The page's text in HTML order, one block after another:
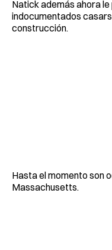
Natick además ahora
indocumentados
construcción.
Hasta el momento son
Massachusetts.